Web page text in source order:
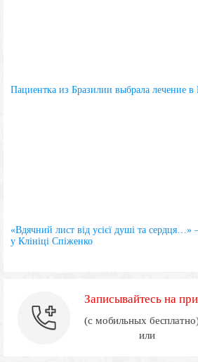
Пациентка из Бразилии выбрала лечение
«Вдячний лист від усієї душі та сердця…»
у Клініці Спіженко
Записывайтесь на
(с мобильных
или